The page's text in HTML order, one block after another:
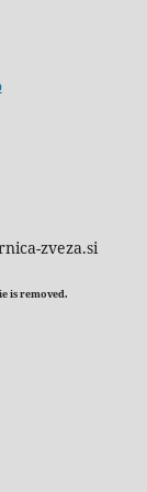
zveza.si
is removed.